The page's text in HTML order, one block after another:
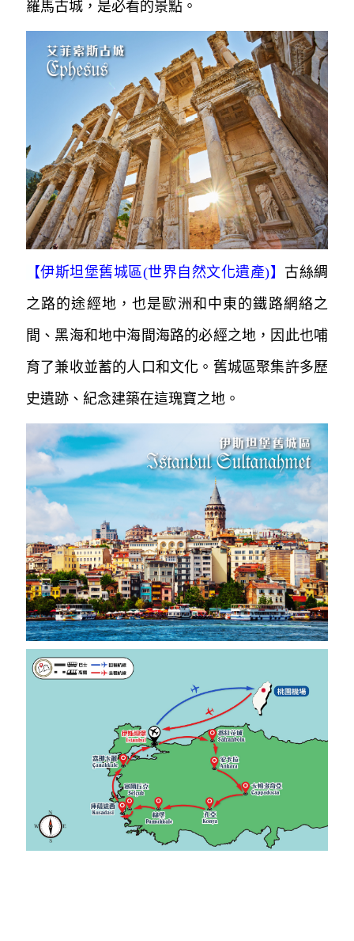
羅馬古城，是必看的景點。
【伊斯坦堡舊城區(世界自然文化遺產)】 古絲綢
之路的途經地，也是歐洲和中東的鐵路網絡之
間、黑海和地中海間海路的必經之地，因此也哺
育了兼收並蓄的人口和文化。舊城區聚集許多歷
史遺跡、紀念建築在這瑰寶之地。